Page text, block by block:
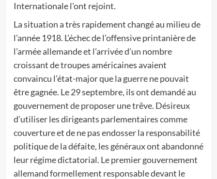
Internationale l’ont rejoint.
La situation a très rapidement changé au milieu de
l’année 1918. L’échec de l’offensive printanière de
l’armée allemande et l’arrivée d’un nombre
croissant de troupes américaines avaient
convaincu l’état-major que la guerre ne pouvait
être gagnée. Le 29 septembre, ils ont demandé au
gouvernement de proposer une trêve. Désireux
d’utiliser les dirigeants parlementaires comme
couverture et de ne pas endosser la responsabilité
politique de la défaite, les généraux ont abandonné
leur régime dictatorial. Le premier gouvernement
allemand formellement responsable devant le